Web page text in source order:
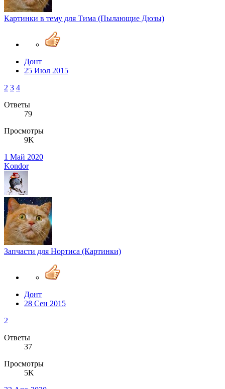
Картинки в тему для Тима (Пылающие Дюзы)
Донт
25 Июл 2015
2 3 4
Ответы
79
Просмотры
9K
1 Май 2020
Kondor
Запчасти для Нортиса (Картинки)
Донт
28 Сен 2015
2
Ответы
37
Просмотры
5K